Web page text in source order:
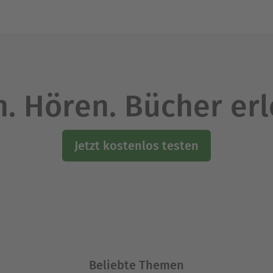
Hören. Bücher
Jetzt kostenlos testen
Beliebte Themen